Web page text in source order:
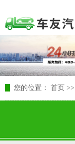
您的位置： 首页 >>